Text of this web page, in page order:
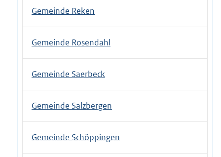
Gemeinde Reken
Gemeinde Rosendahl
Gemeinde Saerbeck
Gemeinde Salzbergen
Gemeinde Schöppingen